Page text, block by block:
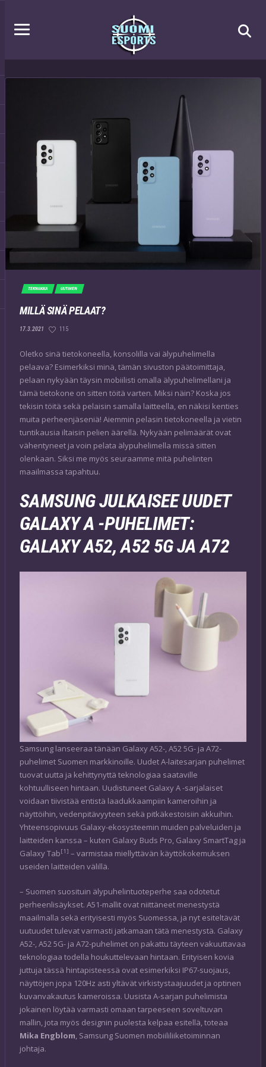
TEKNIIKKA UUTINEN
MILLÄ SINÄ PELAAT?
17.3.2021 115
Oletko sinä tietokoneella, konsolilla vai älypuhelimella
pelaava? Esimerkiksi minä, tämän sivuston päätoimittaja,
pelaan nykyään täysin mobiilisti omalla älypuhelimellani ja
tämä tietokone on sitten töitä varten. Miksi näin? Koska jos
tekisin töitä sekä pelaisin samalla laitteella, en näkisi kenties
muita perheenjäseniä! Aiemmin pelasin tietokoneella ja vietin
tuntikausia iltaisin pelien äärellä. Nykyään pelimäärät ovat
vähentyneet ja voin pelata älypuhelimella missä sitten
olenkaan. Siksi me myös seuraamme mitä puhelinten
maailmassa tapahtuu.
SAMSUNG JULKAISEE UUDET
GALAXY A -PUHELIMET:
GALAXY A52, A52 5G JA A72
Samsung lanseeraa tänään Galaxy A52-, A52 5G- ja A72-
puhelimet Suomen markkinoille. Uudet A-laitesarjan puhelimet
tuovat uutta ja kehittynyttä teknologiaa saataville
kohtuulliseen hintaan. Uudistuneet Galaxy A -sarjalaiset
voidaan tiivistää entistä laadukkaampiin kameroihin ja
näyttöihin, vedenpitävyyteen sekä pitkäkestoisiin akkuihin.
Yhteensopivuus Galaxy-ekosysteemin muiden palveluiden ja
laitteiden kanssa – kuten Galaxy Buds Pro, Galaxy SmartTag ja
Galaxy Tab[1] – varmistaa miellyttävän käyttökokemuksen
useiden laitteiden välillä.
– Suomen suosituin älypuhelintuoteperhe saa odotetut
perheenlisäykset. A51-mallit ovat niittäneet menestystä
maailmalla sekä erityisesti myös Suomessa, ja nyt esiteltävät
uutuudet tulevat varmasti jatkamaan tätä menestystä. Galaxy
A52-, A52 5G- ja A72-puhelimet on pakattu täyteen vakuuttavaa
teknologiaa todella houkuttelevaan hintaan. Erityisen kovia
juttuja tässä hintapisteessä ovat esimerkiksi IP67-suojaus,
näyttöjen jopa 120Hz asti yltävät virkistystaajuudet ja optinen
kuvanvakautus kameroissa. Uusista A-sarjan puhelimista
jokainen löytää varmasti omaan tarpeeseen soveltuvan
mallin, jota myös designin puolesta kelpaa esitellä, toteaa
Mika Engblom, Samsung Suomen mobiililiiketoiminnan
johtaja.